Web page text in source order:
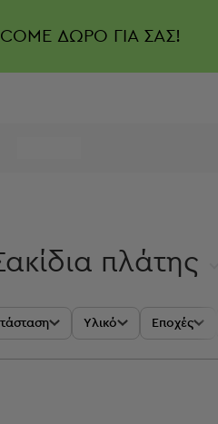
ΔΩΡΟ ΓΙΑ ΣΑΣ!
πλάτης
Υλικό Εποχές